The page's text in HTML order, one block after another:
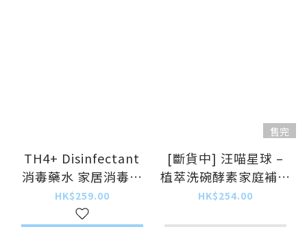
TH4+ Disinfectant
消毒藥水 家居消毒清
潔劑 1L (細支裝)
HK$259.00
售完
[斷貨中] 汪喵星球 –
植萃洗碗酵素家庭補充
裝 2L
HK$254.00